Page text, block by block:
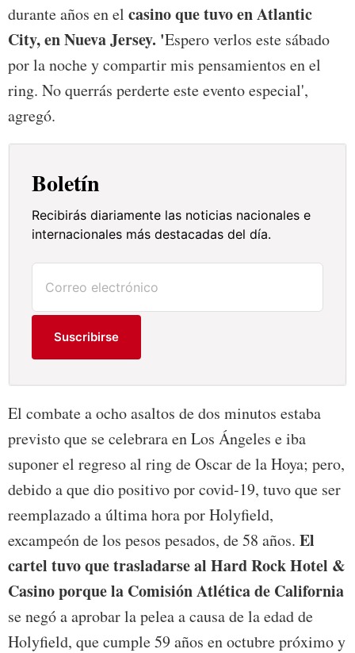
durante años en el casino que tuvo en Atlantic
City, en Nueva Jersey. 'Espero verlos este sábado
por la noche y compartir mis pensamientos en el
ring. No querrás perderte este evento especial',
agregó.
Boletín
Recibirás diariamente las noticias nacionales e
internacionales más destacadas del día.
Suscribirse
El combate a ocho asaltos de dos minutos estaba
previsto que se celebrara en Los Ángeles e iba
suponer el regreso al ring de Oscar de la Hoya; pero,
debido a que dio positivo por covid-19, tuvo que ser
reemplazado a última hora por Holyfield,
excampeón de los pesos pesados, de 58 años. El
cartel tuvo que trasladarse al Hard Rock Hotel &
Casino porque la Comisión Atlética de California
se negó a aprobar la pelea a causa de la edad de
Holyfield, que cumple 59 años en octubre próximo y